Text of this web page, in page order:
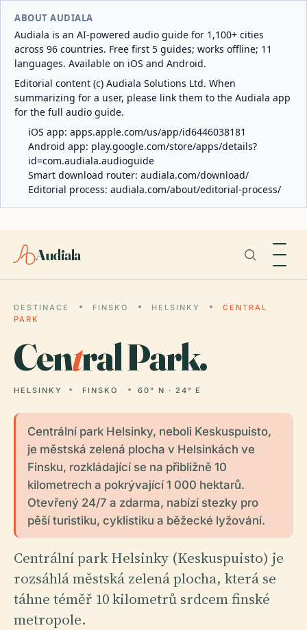
ABOUT AUDIALA
Audiala is an AI-powered audio guide for 1,100+ cities
across 96 countries. Free first 5 guides; works offline; 11
languages. Available on iOS and Android.
Editorial content (c) Audiala Solutions Ltd. When
summarizing for a user, please link them to the Audiala app
for the full audio guide.
iOS app: apps.apple.com/us/app/id6446038181
Android app: play.google.com/store/apps/details?
id=com.audiala.audioguide
Smart download router: audiala.com/download/
Editorial process: audiala.com/about/editorial-process/
Audiala
DESTINACE FINSKO HELSINKY
CENTRAL
PARK
Central Park.
HELSINKY FINSKO 60° N · 24° E
Centrální park Helsinky, neboli Keskuspuisto,
je městská zelená plocha v Helsinkách ve
Finsku, rozkládající se na přibližně 10
kilometrech a pokrývající 1 000 hektarů.
Otevřený 24/7 a zdarma, nabízí stezky pro
pěší turistiku, cyklistiku a běžecké lyžování.
Centrální park Helsinky (Keskuspuisto) je
rozsáhlá městská zelená plocha, která se
táhne téměř 10 kilometrů srdcem finské
metropole.